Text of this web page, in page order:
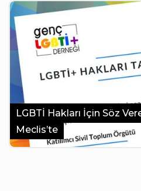
LGBTİ Hakları İçin Söz
Meclis’te